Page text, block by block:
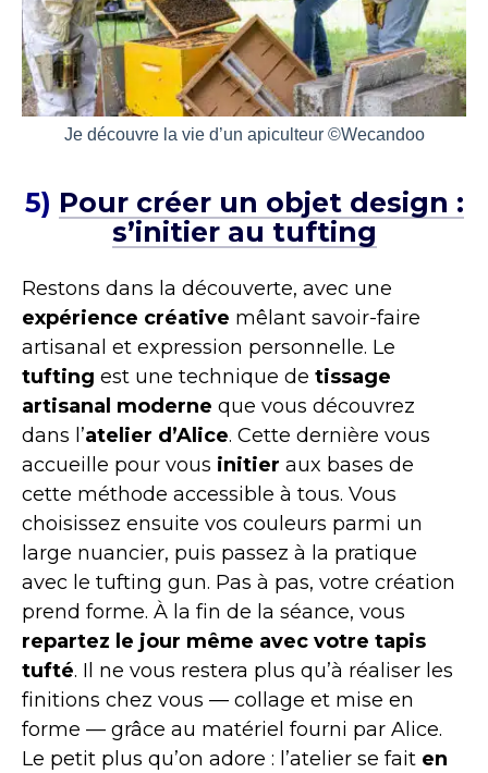
Je découvre la vie d’un apiculteur ©Wecandoo
5) Pour créer un objet design :
s’initier au tufting
Restons dans la découverte, avec une
expérience créative mêlant savoir-faire
artisanal et expression personnelle. Le
tufting est une technique de tissage
artisanal moderne que vous découvrez
dans l’atelier d’Alice. Cette dernière vous
accueille pour vous initier aux bases de
cette méthode accessible à tous. Vous
choisissez ensuite vos couleurs parmi un
large nuancier, puis passez à la pratique
avec le tufting gun. Pas à pas, votre création
prend forme. À la fin de la séance, vous
repartez le jour même avec votre tapis
tufté. Il ne vous restera plus qu’à réaliser les
finitions chez vous — collage et mise en
forme — grâce au matériel fourni par Alice.
Le petit plus qu’on adore : l’atelier se fait en